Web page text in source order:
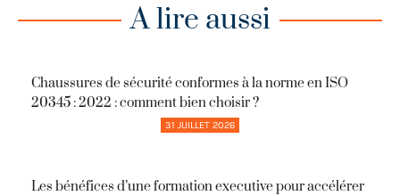
A lire aussi
Chaussures de sécurité conformes à la norme en ISO
20345 : 2022 : comment bien choisir ?
31 JUILLET 2026
Les bénéfices d’une formation executive pour accélérer